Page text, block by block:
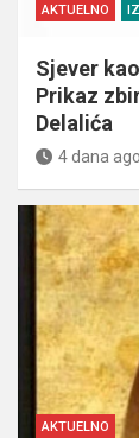
AKTUELNO
Sjever
Prikaz
Delalića
4 dana ago
AKTUELNO